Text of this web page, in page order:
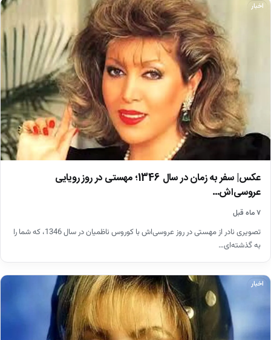
اخبار
عکس| سفر به زمان در سال 1346؛ مهستی در روز رویایی
عروسی‌اش…
۷ ماه قبل
تصویری نادر از مهستی در روز عروسی‌اش با کوروس ناظمیان در سال 1346، که شما را
به گذشته‌ای…
اخبار